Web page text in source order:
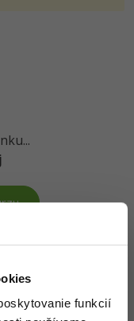
funkcií